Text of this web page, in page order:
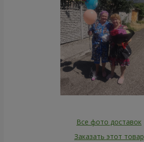
Все фото доставок
Заказать этот товар